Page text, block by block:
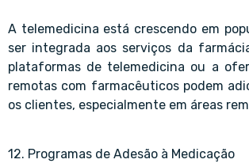
A telemedicina está crescendo em
ser integrada aos serviços da
plataformas de telemedicina ou a
remotas com farmacêuticos podem
os clientes, especialmente em áreas
12. Programas de Adesão à Medicação